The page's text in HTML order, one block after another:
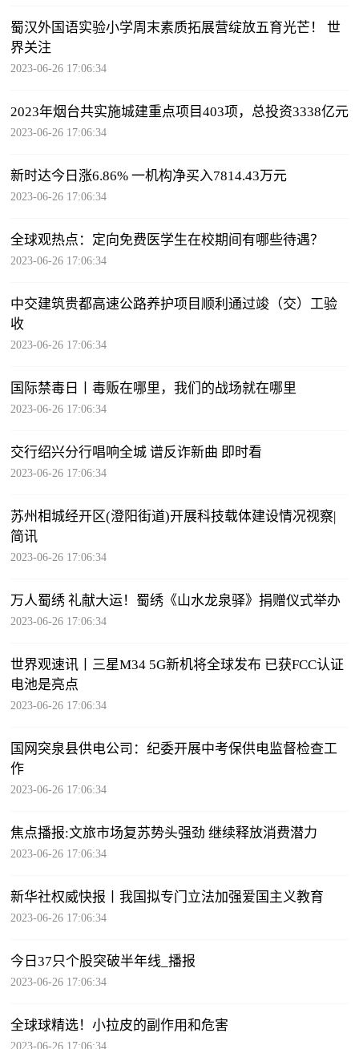
蜀汉外国语实验小学周末素质拓展营绽放五育光芒！ 世
界关注
2023-06-26 17:06:34
2023年烟台共实施城建重点项目403项，总投资3338亿元
2023-06-26 17:06:34
新时达今日涨6.86% 一机构净买入7814.43万元
2023-06-26 17:06:34
全球观热点：定向免费医学生在校期间有哪些待遇？
2023-06-26 17:06:34
中交建筑贵都高速公路养护项目顺利通过竣（交）工验
收
2023-06-26 17:06:34
国际禁毒日丨毒贩在哪里，我们的战场就在哪里
2023-06-26 17:06:34
交行绍兴分行唱响全城 谱反诈新曲 即时看
2023-06-26 17:06:34
苏州相城经开区(澄阳街道)开展科技载体建设情况视察|
简讯
2023-06-26 17:06:34
万人蜀绣 礼献大运！蜀绣《山水龙泉驿》捐赠仪式举办
2023-06-26 17:06:34
世界观速讯丨三星M34 5G新机将全球发布 已获FCC认证
电池是亮点
2023-06-26 17:06:34
国网突泉县供电公司：纪委开展中考保供电监督检查工
作
2023-06-26 17:06:34
焦点播报:文旅市场复苏势头强劲 继续释放消费潜力
2023-06-26 17:06:34
新华社权威快报丨我国拟专门立法加强爱国主义教育
2023-06-26 17:06:34
今日37只个股突破半年线_播报
2023-06-26 17:06:34
全球球精选！小拉皮的副作用和危害
2023-06-26 17:06:34